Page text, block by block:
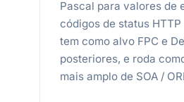
Pascal para valores de
códigos de status
tem como alvo FPC e
posteriores, e roda
mais amplo de SOA /